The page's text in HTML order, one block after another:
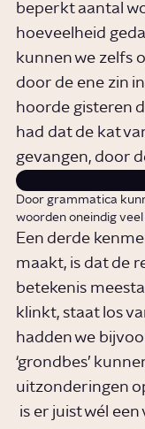
beperkt aantal
hoeveelheid
kunnen we zelfs
door de ene zin
hoorde gisteren
had dat de kat
gevangen, door
Door grammatica
woorden oneindig
Een derde
maakt, is dat de
betekenis
klinkt, staat los
hadden we
‘grondbes’
uitzonderingen
is er juist wél